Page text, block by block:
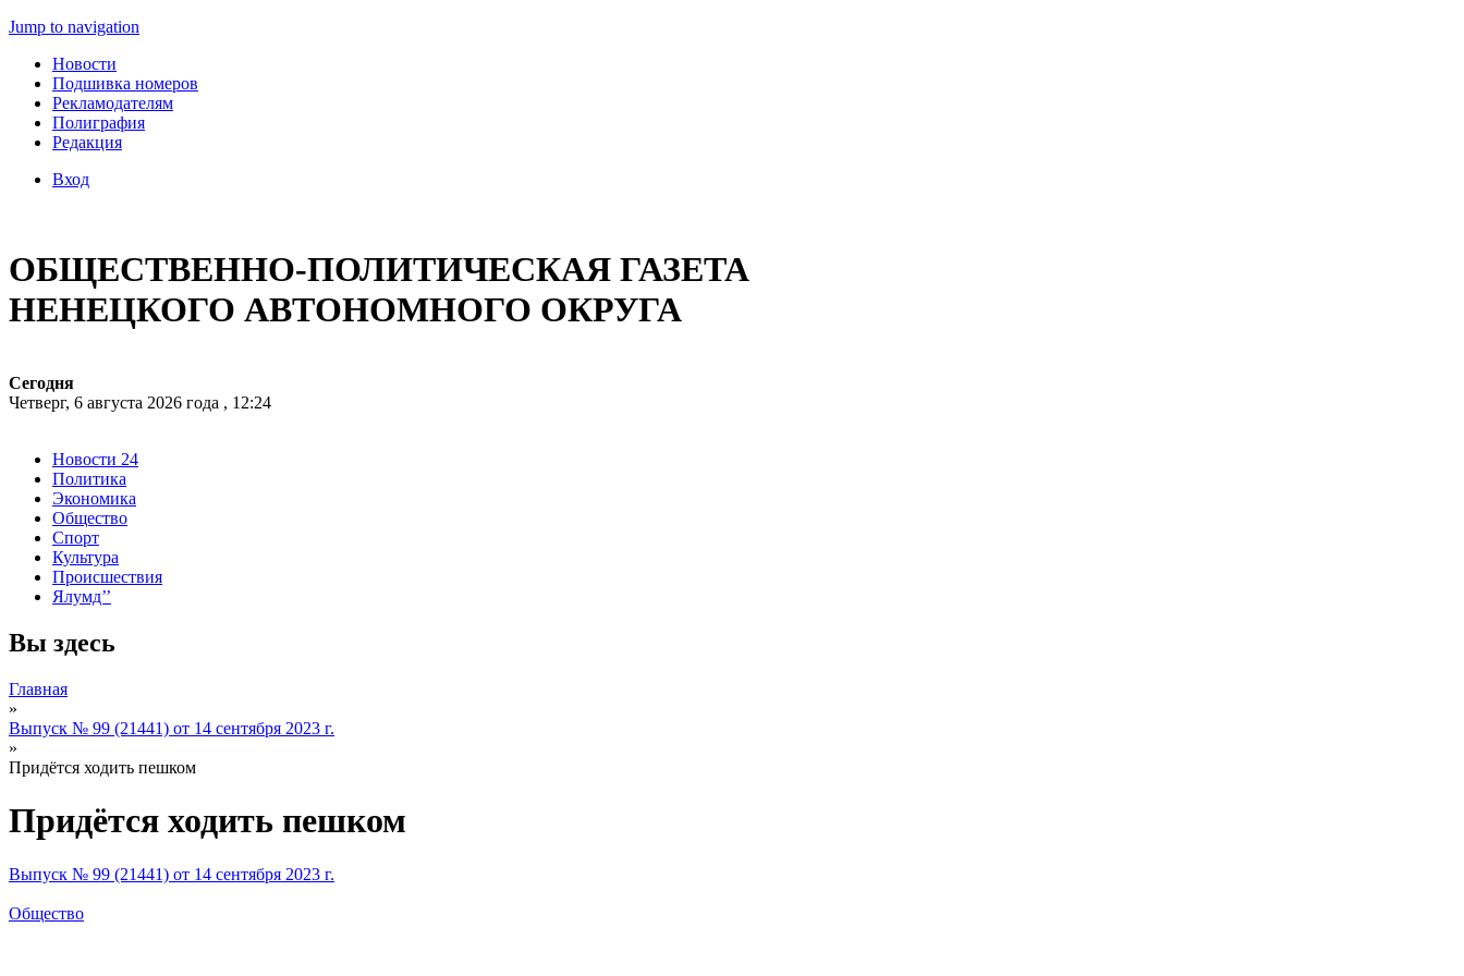
Jump to navigation
Новости
Подшивка номеров
Рекламодателям
Полиграфия
Редакция
Вход
ОБЩЕСТВЕННО-ПОЛИТИЧЕСКАЯ ГАЗЕТА
НЕНЕЦКОГО АВТОНОМНОГО ОКРУГА
Сегодня
Четверг, 6 августа 2026 года , 12:24
Новости 24
Политика
Экономика
Общество
Спорт
Культура
Происшествия
Ялумд’’
Вы здесь
Главная
»
Выпуск № 99 (21441) от 14 сентября 2023 г.
»
Придётся ходить пешком
Придётся ходить пешком
Выпуск № 99 (21441) от 14 сентября 2023 г.
Общество